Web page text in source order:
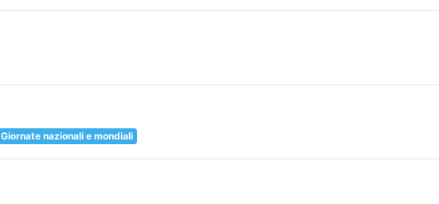
Giornate nazionali e mondiali